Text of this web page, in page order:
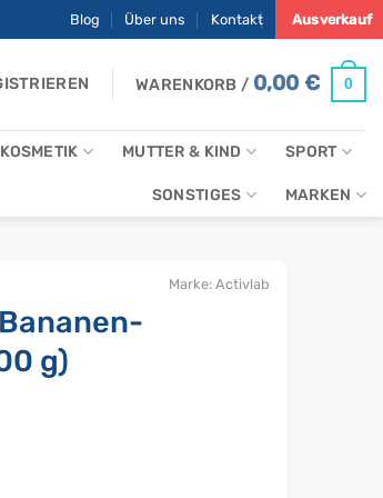
Blog Über uns Kontakt Ausverkauf
WARENKORB / 0,00€ 0
KOSMETIK MUTTER & KIND SPORT
SONSTIGES MARKEN
g)
Marke: Activlab